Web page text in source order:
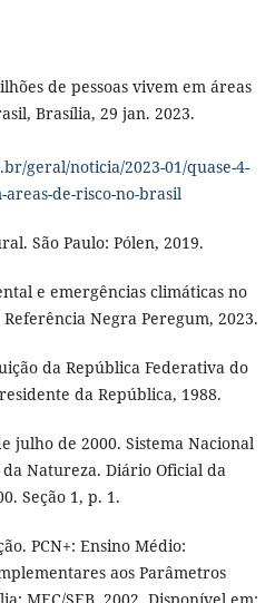
de pessoas vivem em áreas
Brasília, 29 jan. 2023.
geral/noticia/2023-01/quase-4-
areas-de-risco-no-brasil
São Paulo: Pólen, 2019.
e emergências climáticas no
Negra Peregum, 2023.
da República Federativa do
da República, 1988.
julho de 2000. Sistema Nacional
Natureza. Diário Oficial da
Seção 1, p. 1.
PCN+: Ensino Médio:
aos Parâmetros